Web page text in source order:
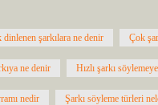
dinlenen şarkılara ne denir Çok
ne denir Hızlı şarkı
nedir Şarkı söyleme türleri